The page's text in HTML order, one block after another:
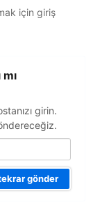
için giriş
girin.
gönder